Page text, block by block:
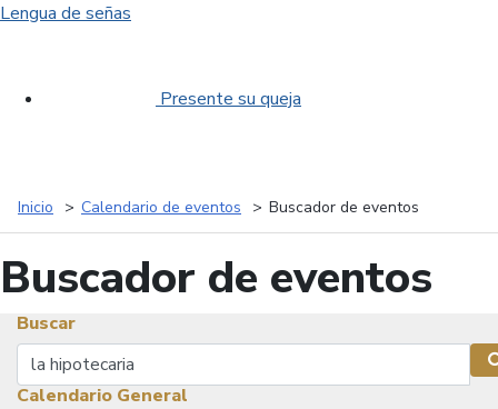
Lengua de señas
Presente su queja
Inicio Calendario de eventos Buscador de eventos
Buscador de eventos
Buscar
Buscar
Calendario General